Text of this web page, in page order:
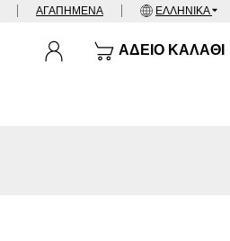
ΑΓΑΠΗΜΈΝΑ ΕΛΛΗΝΙΚΆ
ΆΔΕΙΟ ΚΑΛΆΘΙ